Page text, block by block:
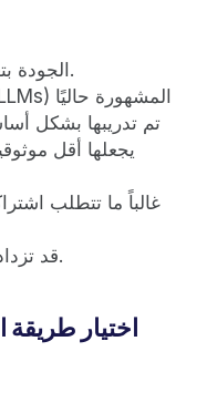
الجودة بتعتمد على زوج اللغات والسياق.
تم تدريبها بشكل
يجعلها أقل
غالباً ما تتطلب
قد تزداد التكلفة بناءً على حجم الموقع.
اختيار طريقة